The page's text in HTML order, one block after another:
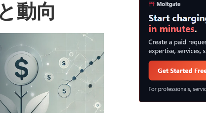
動向